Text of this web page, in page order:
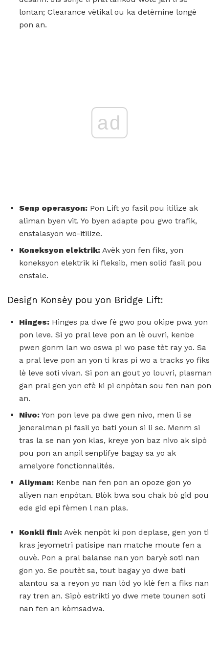
lontan; Clearance vètikal ou ka detèmine longè
pon an.
ad
Senp operasyon: Pon Lift yo fasil pou itilize ak
aliman byen vit. Yo byen adapte pou gwo trafik,
enstalasyon wo-itilize.
Koneksyon elektrik: Avèk yon fen fiks, yon
koneksyon elektrik ki fleksib, men solid fasil pou
enstale.
Design Konsèy pou yon Bridge Lift:
Hinges: Hinges pa dwe fè gwo pou okipe pwa yon
pon leve. Si yo pral leve pon an lè ouvri, kenbe
pwen gonm lan wo oswa pi wo pase tèt ray yo. Sa
a pral leve pon an yon ti kras pi wo a tracks yo fiks
lè leve soti vivan. Si pon an gout yo louvri, plasman
gan pral gen yon efè ki pi enpòtan sou fen nan pon
an.
Nivo: Yon pon leve pa dwe gen nivo, men li se
jeneralman pi fasil yo bati youn si li se. Menm si
tras la se nan yon klas, kreye yon baz nivo ak sipò
pou pon an anpil senplifye bagay sa yo ak
amelyore fonctionnalités.
Aliyman: Kenbe nan fen pon an opoze gon yo
aliyen nan enpòtan. Blòk bwa sou chak bò gid pou
ede gid epi fèmen l nan plas.
Konkli fini: Avèk nenpòt ki pon deplase, gen yon ti
kras jeyometri patisipe nan matche moute fen a
ouvè. Pon a pral balanse nan yon baryè soti nan
gon yo. Se poutèt sa, tout bagay yo dwe bati
alantou sa a reyon yo nan lòd yo klè fen a fiks nan
ray tren an. Sipò estrikti yo dwe mete tounen soti
nan fen an kòmsadwa.